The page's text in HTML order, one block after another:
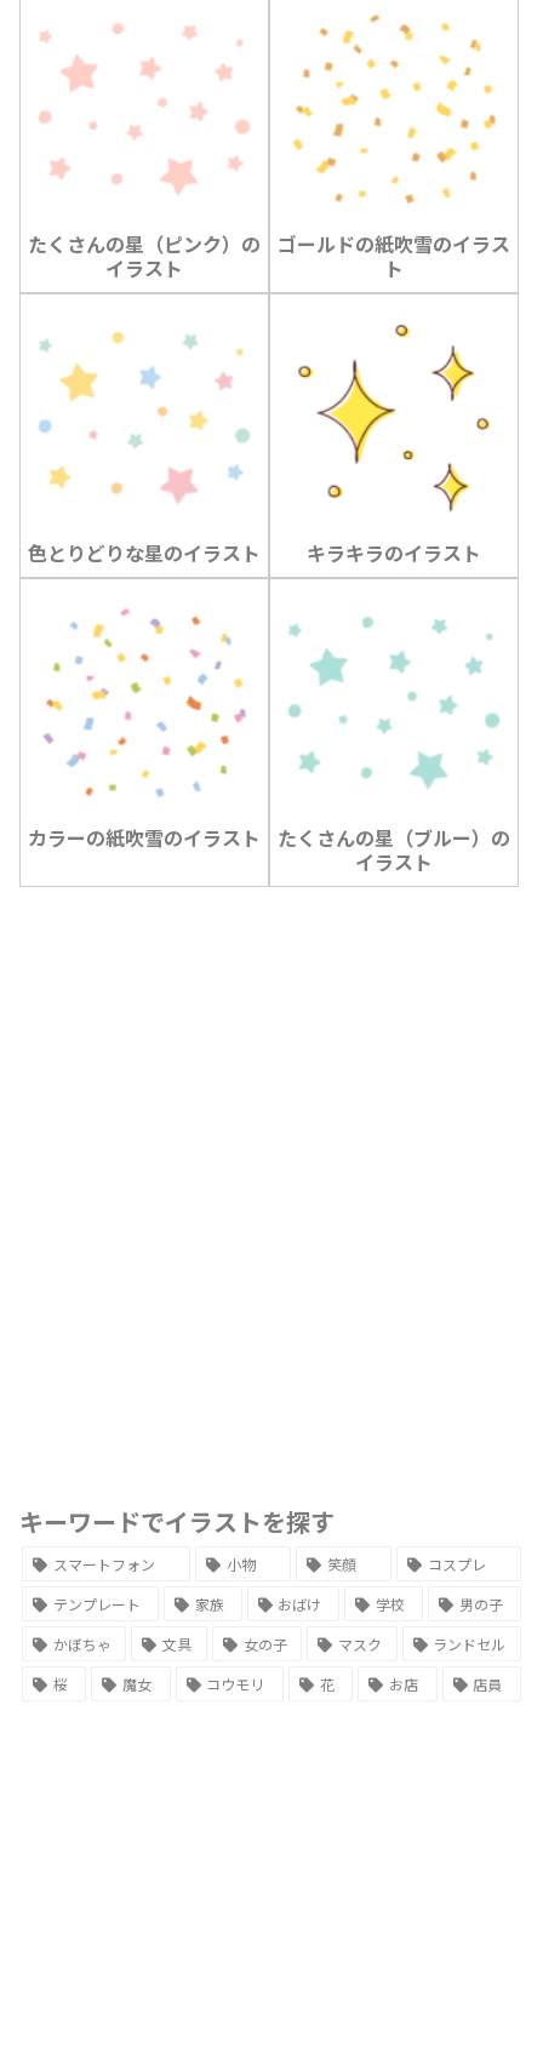
たくさんの星（ピンク）の
イラスト
ゴールドの紙吹雪のイラス
ト
色とりどりな星のイラスト キラキラのイラスト
カラーの紙吹雪のイラスト
たくさんの星（ブルー）の
イラスト
キーワードでイラストを探す
スマートフォン 小物 笑顔
コスプレ
テンプレート
家族 おばけ 学校
男の子
かぼちゃ
文具 女の子 マスク
ランドセル
桜
魔女 コウモリ 花 お店 店員